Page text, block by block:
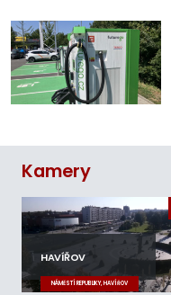
Kamery
HAVÍŘOV
NÁMĚSTÍ REPUBLIKY, HAVÍŘOV